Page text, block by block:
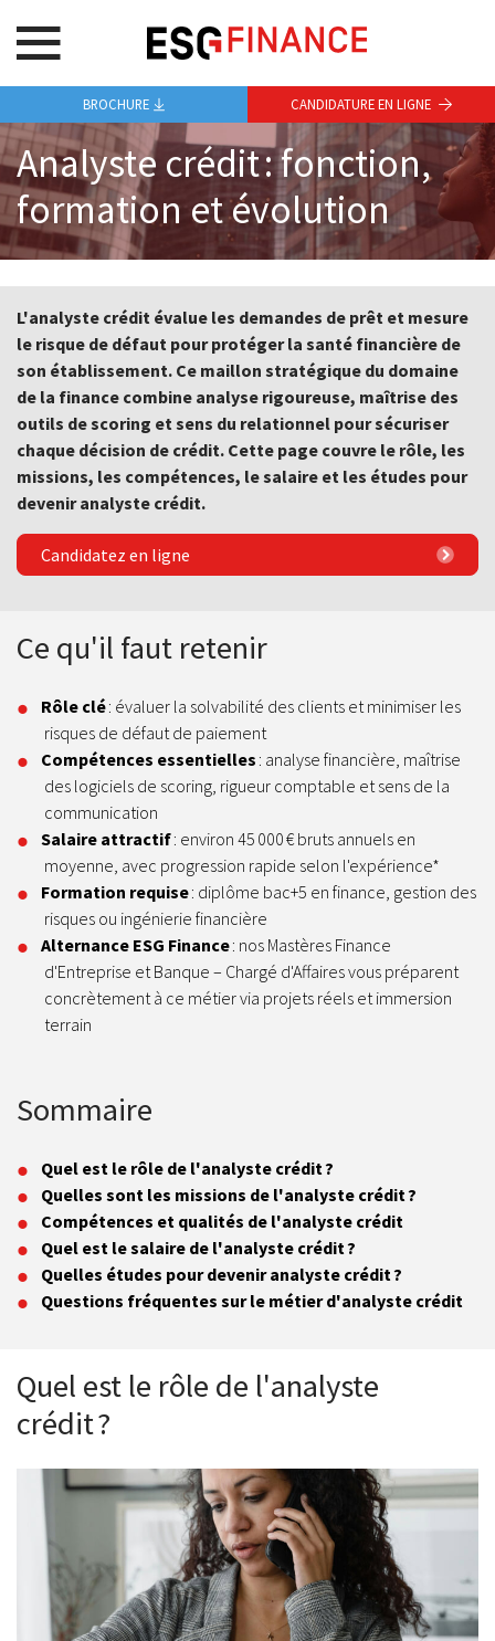
Analyste crédit : fonction,
formation et évolution
L'analyste crédit évalue les demandes de prêt et mesure
le risque de défaut pour protéger la santé financière de
son établissement. Ce maillon stratégique du domaine
de la finance combine analyse rigoureuse, maîtrise des
outils de scoring et sens du relationnel pour sécuriser
chaque décision de crédit. Cette page couvre le rôle, les
missions, les compétences, le salaire et les études pour
devenir analyste crédit.
Candidatez en ligne
Ce qu'il faut retenir
Rôle clé: évaluer la solvabilité des clients et minimiser les
risques de défaut de paiement
Compétences essentielles : analyse financière, maîtrise
des logiciels de scoring, rigueur comptable et sens de la
communication
Salaire attractif: environ 45 000 € bruts annuels en
moyenne, avec progression rapide selon l'expérience*
Formation requise: diplôme bac+5 en finance, gestion des
risques ou ingénierie financière
Alternance ESG Finance: nos Mastères Finance
d'Entreprise et Banque – Chargé d'Affaires vous préparent
concrètement à ce métier via projets réels et immersion
terrain
Sommaire
Quel est le rôle de l'analyste crédit ?
Quelles sont les missions de l'analyste crédit ?
Compétences et qualités de l'analyste crédit
Quel est le salaire de l'analyste crédit ?
Quelles études pour devenir analyste crédit ?
Questions fréquentes sur le métier d'analyste crédit
Quel est le rôle de l'analyste
crédit ?
BROCHURE CANDIDATURE EN LIGNE